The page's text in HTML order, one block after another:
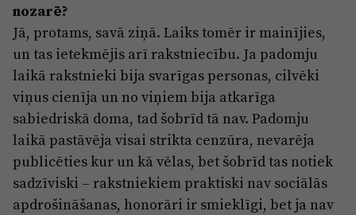
Salaspils
Saulkrasti
Sigulda
Jūrmala
Kodols
Kontakti
Reklāma
Par laikrakstu
Privātuma politika
Ētikas kodekss
Lietošanas noteikumi
nozarē?
Jā, protams, savā ziņā. Laiks tomēr ir mainījies,
un tas ietekmējis arī rakstniecību. Ja padomju
laikā rakstnieki bija svarīgas personas, cilvēki
viņus cienīja un no viņiem bija atkarīga
sabiedriskā doma, tad šobrīd tā nav. Padomju
laikā pastāvēja visai strikta cenzūra, nevarēja
publicēties kur un kā vēlas, bet šobrīd tas notiek
sadzīviski – rakstniekiem praktiski nav sociālās
apdrošināšanas, honorāri ir smieklīgi, bet ja nav